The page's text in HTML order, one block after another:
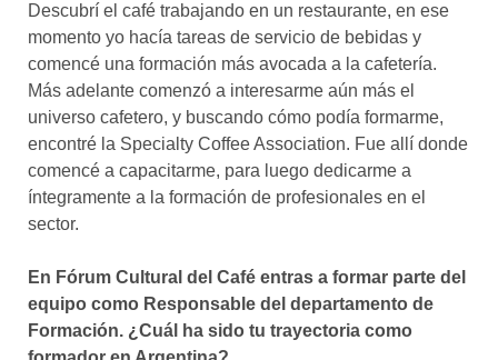
Descubrí el café trabajando en un restaurante, en ese
momento yo hacía tareas de servicio de bebidas y
comencé una formación más avocada a la cafetería.
Más adelante comenzó a interesarme aún más el
universo cafetero, y buscando cómo podía formarme,
encontré la Specialty Coffee Association. Fue allí donde
comencé a capacitarme, para luego dedicarme a
íntegramente a la formación de profesionales en el
sector.
En Fórum Cultural del Café entras a formar parte del
equipo como Responsable del departamento de
Formación. ¿Cuál ha sido tu trayectoria como